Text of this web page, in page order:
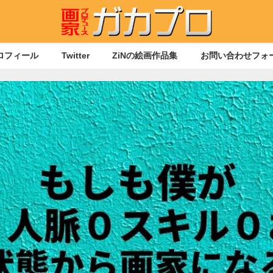
フィール Twitter ZiNの絵画作品集 お問い合わせフォ